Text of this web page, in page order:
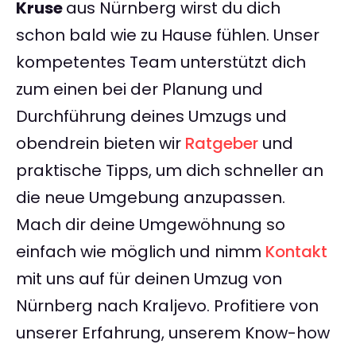
Kruseaus Nürnberg wirst du dich
schon bald wie zu Hause fühlen. Unser
kompetentes Team unterstützt dich
zum einen bei der Planung und
Durchführung deines Umzugs und
obendrein bieten wir Ratgeber und
praktische Tipps, um dich schneller an
die neue Umgebung anzupassen.
Mach dir deine Umgewöhnung so
einfach wie möglich und nimm Kontakt
mit uns auf für deinen Umzug von
Nürnberg nach Kraljevo. Profitiere von
unserer Erfahrung, unserem Know-how